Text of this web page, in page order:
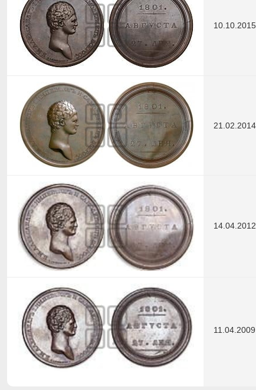
10.10.2015
21.02.2014
14.04.2012
11.04.2009